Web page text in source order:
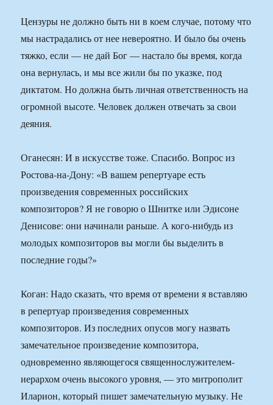
Цензуры не должно быть ни в коем случае, потому что
мы настрадались от нее невероятно. И было бы очень
тяжко, если — не дай Бог — настало бы время, когда
она вернулась, и мы все жили бы по указке, под
диктатом. Но должна быть личная ответственность на
огромной высоте. Человек должен отвечать за свои
деяния.
Оганесян: И в искусстве тоже. Спасибо. Вопрос из
Ростова-на-Дону: «В вашем репертуаре есть
произведения современных российских
композиторов? Я не говорю о Шнитке или Эдисоне
Денисове: они начинали раньше. А кого-нибудь из
молодых композиторов вы могли бы выделить в
последние годы?»
Коган: Надо сказать, что время от времени я вставляю
в репертуар произведения современных
композиторов. Из последних опусов могу назвать
замечательное произведение композитора,
одновременно являющегося священнослужителем-
иерархом очень высокого уровня, — это митрополит
Иларион, который пишет замечательную музыку. Не